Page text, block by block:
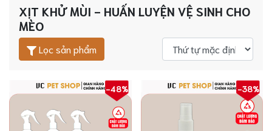
XỊT KHỬ MÙI - HUẤN LUYỆN VỆ SINH CHO
MÈO
Lọc sản phẩm
-48% -38%